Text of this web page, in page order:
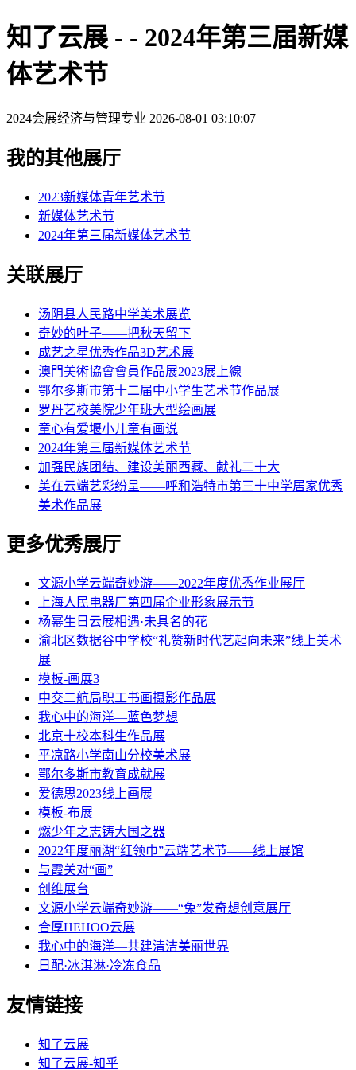
知了云展 - - 2024年第三届新媒
体艺术节
2024会展经济与管理专业 2026-08-01 03:10:07
我的其他展厅
2023新媒体青年艺术节
新媒体艺术节
2024年第三届新媒体艺术节
关联展厅
汤阴县人民路中学美术展览
奇妙的叶子——把秋天留下
成艺之星优秀作品3D艺术展
澳門美術協會會員作品展2023展上線
鄂尔多斯市第十二届中小学生艺术节作品展
罗丹艺校美院少年班大型绘画展
童心有爱堰小儿童有画说
2024年第三届新媒体艺术节
加强民族团结、建设美丽西藏、献礼二十大
美在云端艺彩纷呈——呼和浩特市第三十中学居家优秀
美术作品展
更多优秀展厅
文源小学云端奇妙游——2022年度优秀作业展厅
上海人民电器厂第四届企业形象展示节
杨幂生日云展相遇·未具名的花
渝北区数据谷中学校“礼赞新时代艺起向未来”线上美术
展
模板-画展3
中交二航局职工书画摄影作品展
我心中的海洋—蓝色梦想
北京十校本科生作品展
平凉路小学南山分校美术展
鄂尔多斯市教育成就展
爱德思2023线上画展
模板-布展
燃少年之志铸大国之器
2022年度丽湖“红领巾”云端艺术节——线上展馆
与霞关对“画”
创维展台
文源小学云端奇妙游——“兔”发奇想创意展厅
合厚HEHOO云展
我心中的海洋—共建清洁美丽世界
日配·冰淇淋·冷冻食品
友情链接
知了云展
知了云展-知乎